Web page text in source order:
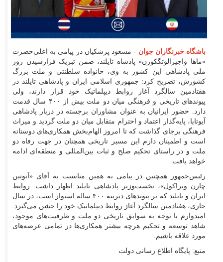
باشگاه خبرنگاران جوان - مسعود پزشکیان در پیامی به اعلی‌حضرت
«ما‌ها واجیرالوتگکورن» پادشاه تایلند، ضمن تبریک فرارسیدن روز
ملی پادشاهی این کشور به وی، خانواده سلطنتی و ملت بزرگ
کشورش، تصریح کرد: جمهوری اسلامی ایران و پادشاهی تایلند در
هفتادمین سالگرد آغاز روابط دیپلماتیک خود قرار دارند، ولی
پیوند‌های تاریخی و فرهنگی میان دو ملت بیش از ۴۰۰ سال قدمت
دارد. حضور ایرانیان به عنوان مشاوران برجسته در دربار پادشاهی
آیوتایا، پایه‌گذار اعتماد و احترام متقابل میان دو ملت گردید و میراث
فرهنگی برجای گذاشت که تا امروز الهام‌بخش همکاری‌های دوستانه
است و اطمینان دارم این مسیر تاریخی همچنان در جهت رفاه دو
ملت و در راستای تحکیم صلح و ثبات بین‌المللی و منطقه‌ای ادامه
خواهد یافت.
رئیس‌جمهور همچنین در پیامی به همین مناسبت به آقای «آنوتین
چارن ویراکول»، نخست‌وزیر پادشاهی تایلند اظهار داشت: روابط
ایران و تایلند که بر پیوند‌های دیرینه ۴۰۰ ساله استوار است، در سال
جاری، هفتادمین سالگرد آغاز روابط دیپلماتیک خود را جشن می‌گیرد.
امیدوارم با توجه به سوابق تاریخی دو ملت و ظرفیت‌های موجود،
شاهد توسعه و تحکیم هرچه بیشتر همکاری‌ها در تمامی عرصه‌های
مورد علاقه باشیم.
منبع: پایگاه اطلاع رسانی دولت